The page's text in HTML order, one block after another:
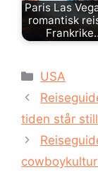
Paris Las
romantisk
Kategorier
USA
tiden står